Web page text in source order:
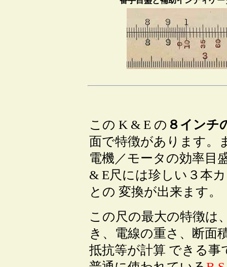
この K & E の ８インチ
面で特徴があります。
電機／モータの効率目
& E尺には珍しい３本
との 変換が出来ます。
この尺の最大の特徴は
き、電線の重さ、断面
抵抗等が計算 できる